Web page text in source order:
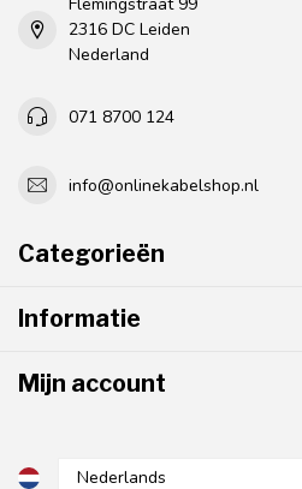
2316 DC Leiden
Nederland
071 8700 124
info@onlinekabelshop.nl
Categorieën
Informatie
Mijn account